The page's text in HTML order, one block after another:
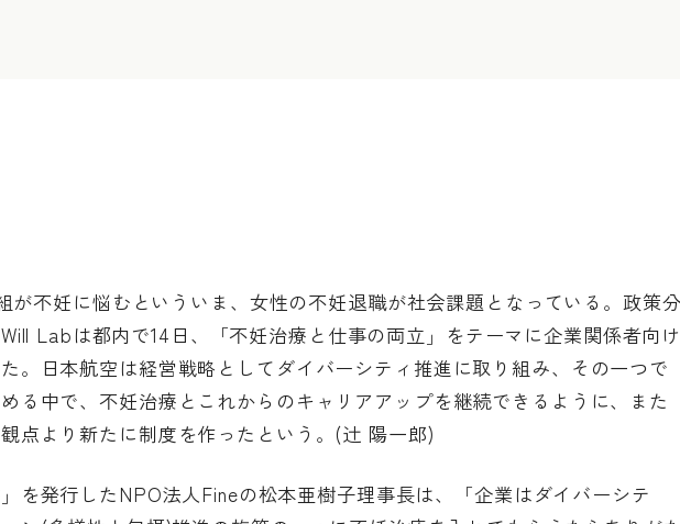
が不妊に悩むといういま、女性の不妊退職が社会課題となっている。政策
Labは都内で14日、「不妊治療と仕事の両立」をテーマに企業関係者向
。日本航空は経営戦略としてダイバーシティ推進に取り組み、その一つで
る中で、不妊治療とこれからのキャリアアップを継続できるように、また
点より新たに制度を作ったという。(辻 陽一郎)
を発行したNPO法人Fineの松本亜樹子理事長は、「企業はダイバーシテ